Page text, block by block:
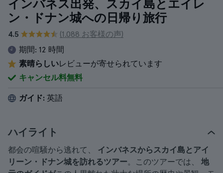
インバネス出発、スカイ島とエイレ
ン・ドナン城への日帰り旅行
4.5
(1.088 お客様の声)
期間: 12 時間
素晴らしいレビューが寄せられています
キャンセル料無料
ガイド: 英語
ハイライト
都会の喧騒から逃れて、
インバネスからスカイ島とアイ
リーン・ドナン城を訪れるツアー。このツアーでは、
地